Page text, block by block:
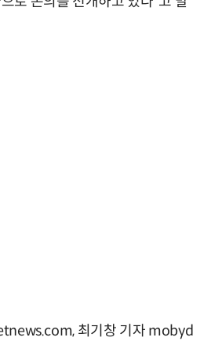
최기창 기자 mobyd